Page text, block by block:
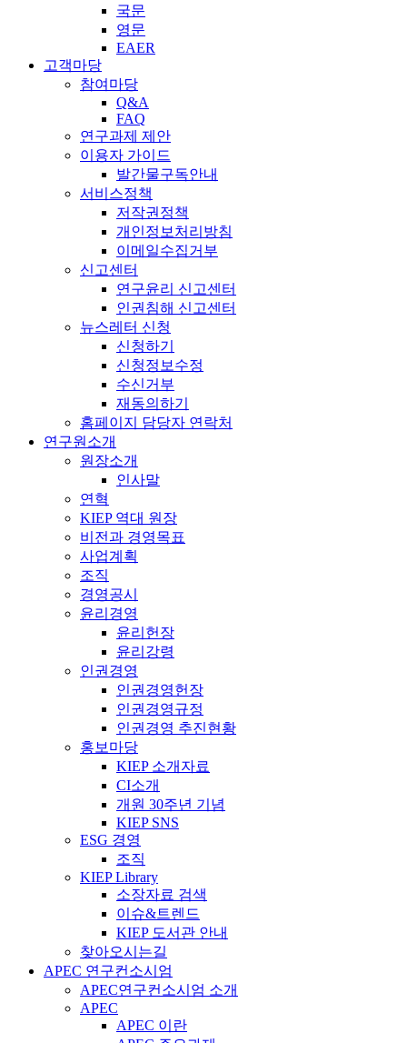
국문
영문
EAER
고객마당
참여마당
Q&A
FAQ
연구과제 제안
이용자 가이드
발간물구독안내
서비스정책
저작권정책
개인정보처리방침
이메일수집거부
신고센터
연구윤리 신고센터
인권침해 신고센터
뉴스레터 신청
신청하기
신청정보수정
수신거부
재동의하기
홈페이지 담당자 연락처
연구원소개
원장소개
인사말
연혁
KIEP 역대 원장
비전과 경영목표
사업계획
조직
경영공시
윤리경영
윤리헌장
윤리강령
인권경영
인권경영헌장
인권경영규정
인권경영 추진현황
홍보마당
KIEP 소개자료
CI소개
개원 30주년 기념
KIEP SNS
ESG 경영
조직
KIEP Library
소장자료 검색
이슈&트렌드
KIEP 도서관 안내
찾아오시는길
APEC 연구컨소시엄
APEC연구컨소시엄 소개
APEC
APEC 이란